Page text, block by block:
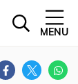
MENU